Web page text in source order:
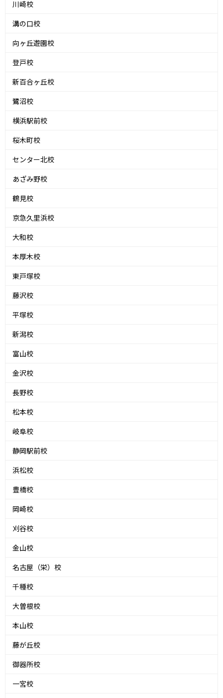
川崎校
溝の口校
向ヶ丘遊園校
登戸校
新百合ヶ丘校
鷺沼校
横浜駅前校
桜木町校
センター北校
あざみ野校
鶴見校
京急久里浜校
大和校
本厚木校
東戸塚校
藤沢校
平塚校
新潟校
富山校
金沢校
長野校
松本校
岐阜校
静岡駅前校
浜松校
豊橋校
岡崎校
刈谷校
金山校
名古屋（栄）校
千種校
大曽根校
本山校
藤が丘校
御器所校
一宮校